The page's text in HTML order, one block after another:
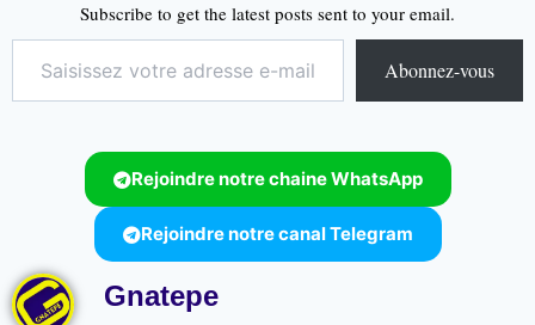
Subscribe to get the latest posts sent to your email.
Abonnez-vous
Rejoindre notre chaine WhatsApp
Rejoindre notre canal Telegram
Gnatepe